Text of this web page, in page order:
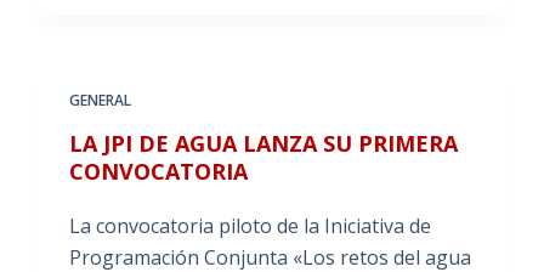
GENERAL
LA JPI DE AGUA LANZA SU PRIMERA
CONVOCATORIA
La convocatoria piloto de la Iniciativa de
Programación Conjunta «Los retos del agua